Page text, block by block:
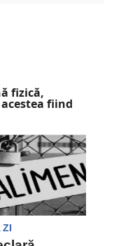
fizică,
fiind
ZI